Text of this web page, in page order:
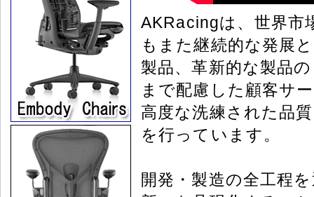
AKRacingは、世界市
もまた継続的な発展
製品、革新的な製品
まで配慮した顧客サ
高度な洗練された品
を行っています。
開発・製造の全工程